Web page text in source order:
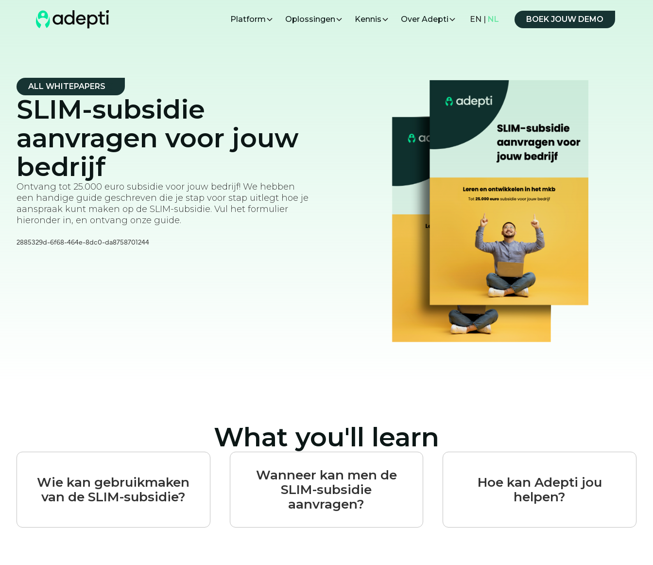
Platform Oplossingen Kennis Over Adepti EN | NL BOEK JOUW DEMO
ALL WHITEPAPERS
SLIM-subsidie
aanvragen voor jouw
bedrijf
Ontvang tot 25.000 euro subsidie voor jouw bedrijf! We hebben
een handige guide geschreven die je stap voor stap uitlegt hoe je
aanspraak kunt maken op de SLIM-subsidie. Vul het formulier
hieronder in, en ontvang onze guide.
2885329d-6f68-464e-8dc0-da8758701244
What you'll learn
Wie kan gebruikmaken
van de SLIM-subsidie?
Wanneer kan men de
SLIM-subsidie
aanvragen?
Hoe kan Adepti jou
helpen?